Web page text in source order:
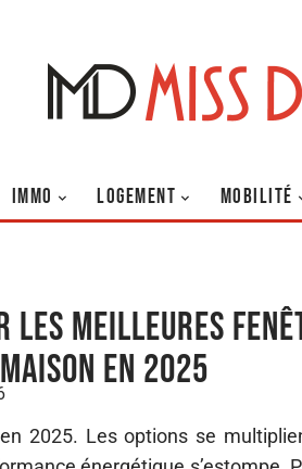
IMMO LOGEMENT MOBILITÉ
les meilleures
en 2025
2025. Les options se